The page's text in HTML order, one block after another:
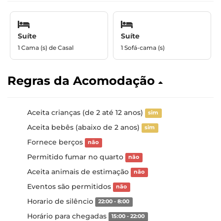
Suíte
1 Cama (s) de Casal
Suíte
1 Sofá-cama (s)
Regras da Acomodação
Aceita crianças (de 2 até 12 anos) sim
Aceita bebês (abaixo de 2 anos) sim
Fornece berços não
Permitido fumar no quarto não
Aceita animais de estimação não
Eventos são permitidos não
Horario de silêncio 22:00 - 8:00
Horário para chegadas 15:00 - 22:00